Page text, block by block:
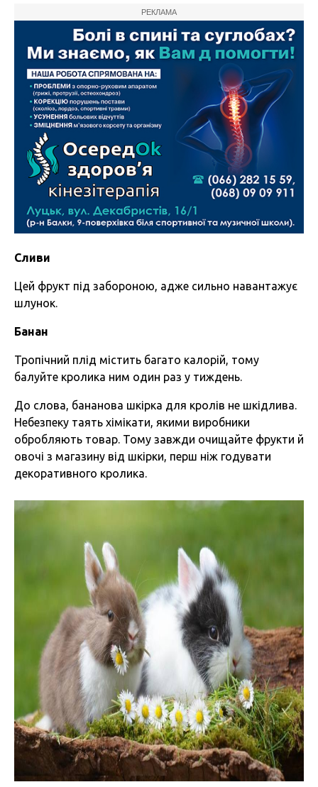
РЕКЛАМА
Сливи
Цей фрукт під забороною, адже сильно навантажує
шлунок.
Банан
Тропічний плід містить багато калорій, тому
балуйте кролика ним один раз у тиждень.
До слова, бананова шкірка для кролів не шкідлива.
Небезпеку таять хімікати, якими виробники
обробляють товар. Тому завжди очищайте фрукти й
овочі з магазину від шкірки, перш ніж годувати
декоративного кролика.